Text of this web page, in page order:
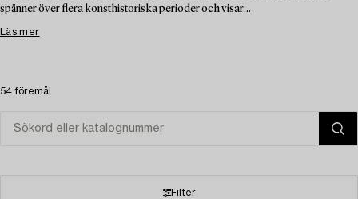
spänner över flera konsthistoriska perioder och visar...
Läs mer
54 föremål
Filter